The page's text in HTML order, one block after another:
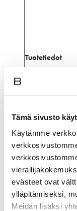
Tämä sivusto
Käytämme
evästeet ovat
ylläpitämiseksi,
Meidän lisäksi
Tuotetiedot